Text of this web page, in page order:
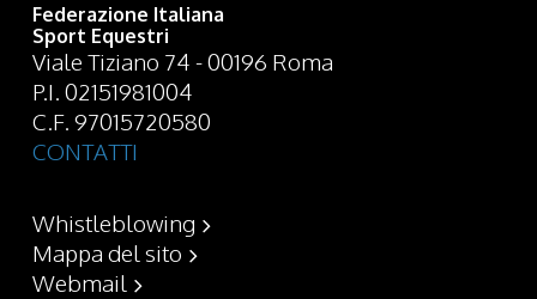
Federazione Italiana
Sport Equestri
Viale Tiziano 74 - 00196 Roma
P.I. 02151981004
C.F. 97015720580
CONTATTI
Whistleblowing
Mappa del sito
Webmail